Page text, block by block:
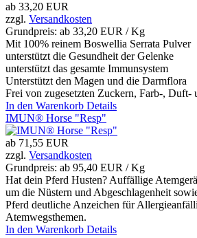
ab 33,20 EUR
zzgl. Versandkosten
Grundpreis: ab 33,20 EUR / Kg
Mit 100% reinem Boswellia Serrata Pulver
unterstützt die Gesundheit der Gelenke
unterstützt das gesamte Immunsystem
Unterstützt den Magen und die Darmflora
Frei von zugesetzten Zuckern, Farb-, Duft-
In den Warenkorb Details
IMUN® Horse "Resp"
ab 71,55 EUR
zzgl. Versandkosten
Grundpreis: ab 95,40 EUR / Kg
Hat dein Pferd Husten? Auffällige
um die Nüstern und Abgeschlagenheit
Pferd deutliche Anzeichen für
Atemwegsthemen.
In den Warenkorb Details